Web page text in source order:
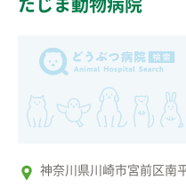
神奈川県川崎市宮前区